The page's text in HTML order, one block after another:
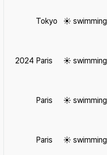
Tokyo ☀️ swimming
2024 Paris ☀️ swimming
Paris ☀️ swimming
Paris ☀️ swimming